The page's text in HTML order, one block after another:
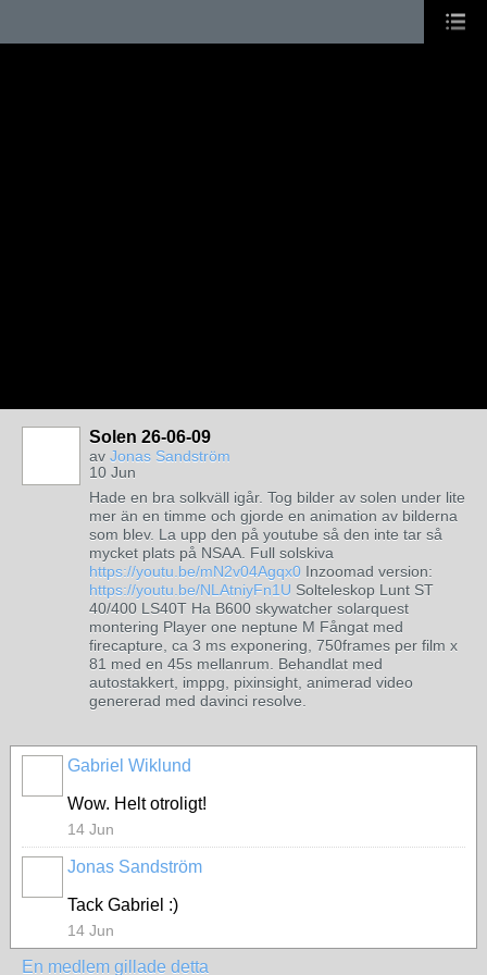
Solen 26-06-09
av Jonas Sandström
10 Jun
Hade en bra solkväll igår. Tog bilder av solen under lite
mer än en timme och gjorde en animation av bilderna
som blev. La upp den på youtube så den inte tar så
mycket plats på NSAA. Full solskiva
https://youtu.be/mN2v04Agqx0 Inzoomad version:
https://youtu.be/NLAtniyFn1U Solteleskop Lunt ST
40/400 LS40T Ha B600 skywatcher solarquest
montering Player one neptune M Fångat med
firecapture, ca 3 ms exponering, 750frames per film x
81 med en 45s mellanrum. Behandlat med
autostakkert, imppg, pixinsight, animerad video
genererad med davinci resolve.
Gabriel Wiklund
Wow. Helt otroligt!
14 Jun
Jonas Sandström
Tack Gabriel :)
14 Jun
En medlem gillade detta